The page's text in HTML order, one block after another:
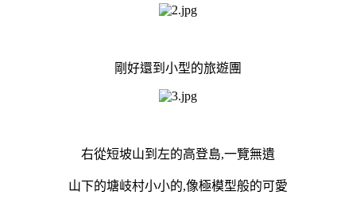
剛好還到小型的旅遊團
右從短坡山到左的高登島,一覽無遺
山下的塘岐村小小的,像極模型般的可愛